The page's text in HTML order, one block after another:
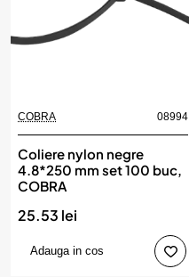
COBRA 08994
Coliere nylon negre
4.8*250 mm set 100 buc,
COBRA
25.53 lei
Adauga in cos